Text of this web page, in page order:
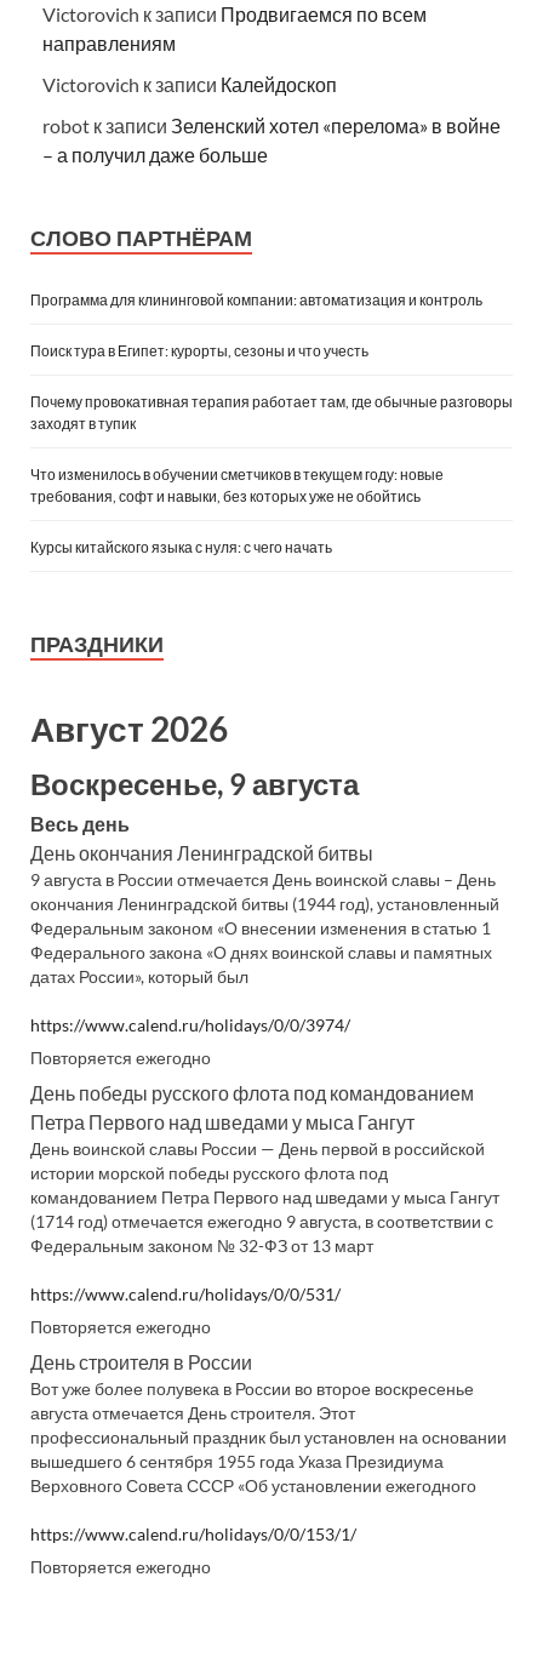
Victorovich к записи Продвигаемся по всем
направлениям
Victorovich к записи Калейдоскоп
robot к записи Зеленский хотел «перелома» в войне
– а получил даже больше
СЛОВО ПАРТНЁРАМ
Программа для клининговой компании: автоматизация и контроль
Поиск тура в Египет: курорты, сезоны и что учесть
Почему провокативная терапия работает там, где обычные разговоры
заходят в тупик
Что изменилось в обучении сметчиков в текущем году: новые
требования, софт и навыки, без которых уже не обойтись
Курсы китайского языка с нуля: с чего начать
ПРАЗДНИКИ
Август 2026
Воскресенье, 9 августа
Весь день
День окончания Ленинградской битвы
9 августа в России отмечается День воинской славы – День
окончания Ленинградской битвы (1944 год), установленный
Федеральным законом «О внесении изменения в статью 1
Федерального закона «О днях воинской славы и памятных
датах России», который был
https://www.calend.ru/holidays/0/0/3974/
Повторяется ежегодно
День победы русского флота под командованием
Петра Первого над шведами у мыса Гангут
День воинской славы России — День первой в российской
истории морской победы русского флота под
командованием Петра Первого над шведами у мыса Гангут
(1714 год) отмечается ежегодно 9 августа, в соответствии с
Федеральным законом № 32-ФЗ от 13 март
https://www.calend.ru/holidays/0/0/531/
Повторяется ежегодно
День строителя в России
Вот уже более полувека в России во второе воскресенье
августа отмечается День строителя. Этот
профессиональный праздник был установлен на основании
вышедшего 6 сентября 1955 года Указа Президиума
Верховного Совета СССР «Об установлении ежегодного
https://www.calend.ru/holidays/0/0/153/1/
Повторяется ежегодно